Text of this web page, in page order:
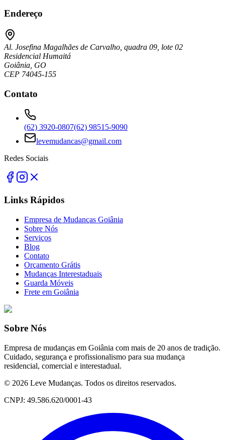
Endereço
Al. Josefina Magalhães de Carvalho, quadra 09, lote 02
Residencial Humaitá
Goiânia, GO
CEP 74045-155
Contato
(62) 3920-0807(62) 98515-9090
levemudancas@gmail.com
Redes Sociais
Links Rápidos
Empresa de Mudanças Goiânia
Sobre Nós
Serviços
Blog
Contato
Orçamento Grátis
Mudanças Interestaduais
Guarda Móveis
Frete em Goiânia
Sobre Nós
Empresa de mudanças em Goiânia com mais de 20 anos de tradição.
Cuidado, segurança e profissionalismo para sua mudança
residencial, comercial e interestadual.
© 2026 Leve Mudanças. Todos os direitos reservados.
CNPJ: 49.586.620/0001-43